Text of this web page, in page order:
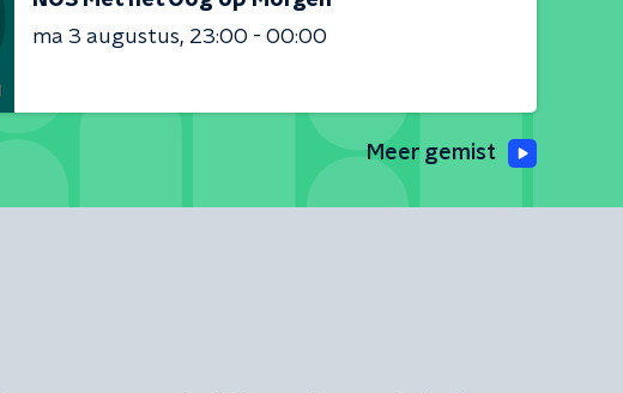
ma 3 augustus 23:00 - 00:00
Meer gemist